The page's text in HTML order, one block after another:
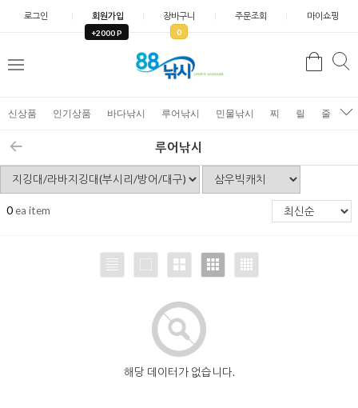
로그인 회원가입
+2000 P
장바구니
0
주문조회 마이쇼핑
검
신상품 인기상품 바다낚시 루어낚시 민물낚시 찌 릴 줄
루어낚시
0ea item
해당 데이터가 없습니다.